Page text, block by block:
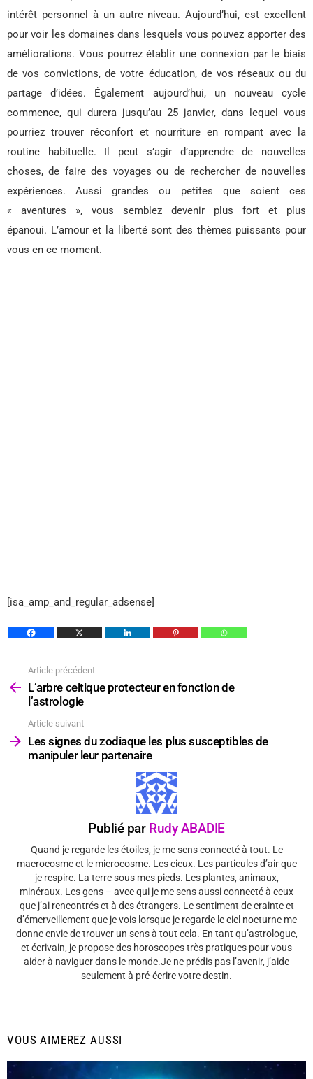
intérêt personnel à un autre niveau. Aujourd’hui, est excellent
pour voir les domaines dans lesquels vous pouvez apporter des
améliorations. Vous pourrez établir une connexion par le biais
de vos convictions, de votre éducation, de vos réseaux ou du
partage d’idées. Également aujourd’hui, un nouveau cycle
commence, qui durera jusqu’au 25 janvier, dans lequel vous
pourriez trouver réconfort et nourriture en rompant avec la
routine habituelle. Il peut s’agir d’apprendre de nouvelles
choses, de faire des voyages ou de rechercher de nouvelles
expériences. Aussi grandes ou petites que soient ces
« aventures », vous semblez devenir plus fort et plus
épanoui. L’amour et la liberté sont des thèmes puissants pour
vous en ce moment.
[isa_amp_and_regular_adsense]
plus
Article précédent
L’arbre celtique protecteur en fonction de
l’astrologie
Article suivant
Les signes du zodiaque les plus susceptibles de
manipuler leur partenaire
Publié par Rudy ABADIE
Quand je regarde les étoiles, je me sens connecté à tout. Le
macrocosme et le microcosme. Les cieux. Les particules d’air que
je respire. La terre sous mes pieds. Les plantes, animaux,
minéraux. Les gens – avec qui je me sens aussi connecté à ceux
que j’ai rencontrés et à des étrangers. Le sentiment de crainte et
d’émerveillement que je vois lorsque je regarde le ciel nocturne me
donne envie de trouver un sens à tout cela. En tant qu’astrologue,
et écrivain, je propose des horoscopes très pratiques pour vous
aider à naviguer dans le monde.Je ne prédis pas l’avenir, j’aide
seulement à pré-écrire votre destin.
VOUS AIMEREZ AUSSI